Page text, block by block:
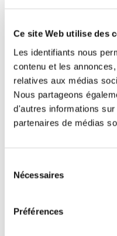
Ce site Web utilise des
Les identifiants nous
contenu et les
relatives aux médias
Nous partageons
d'autres informations
partenaires de médias
Nécessaires
Préférences
(rester)toujours sur mon
Pendant l’hiver, les
de la nourriture partout.
Hier soir, tu
dormir.
Ils
Nous